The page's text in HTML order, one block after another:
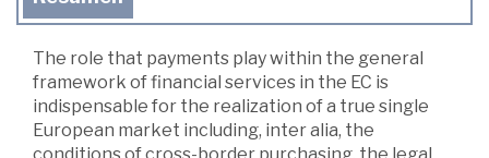
The role that payments play within the general
framework of financial services in the EC is
indispensable for the realization of a true single
European market including, inter alia, the